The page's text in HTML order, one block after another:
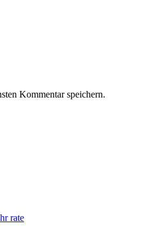
Kommentar speichern.
rate